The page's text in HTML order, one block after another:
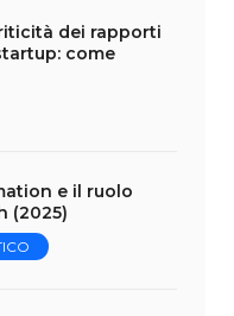
dei rapporti
come
e il ruolo
(2025)